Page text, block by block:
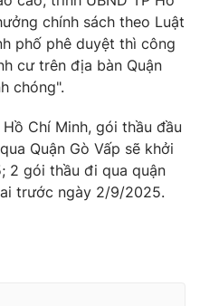
897 897
chính sách theo Luật
phố phê duyệt thì công
cư trên địa bàn Quận
chóng".
Chí Minh, gói thầu đầu
Quận Gò Vấp sẽ khởi
2 gói thầu đi qua quận
trước ngày 2/9/2025.